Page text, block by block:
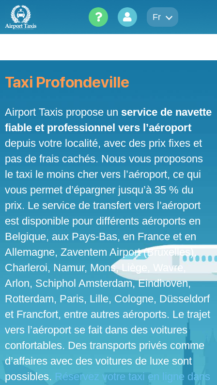
content
Fr
Taxi Profondeville
Airport Taxis propose un service de navette
fiable et professionnel vers l’aéroport
depuis votre localité, avec des prix fixes et
pas de frais cachés. Nous vous proposons
le taxi le moins cher vers l’aéroport, ce qui
vous permet d’épargner jusqu’à 35 % du
prix. Le service de transfert vers l’aéroport
est disponible pour différents aéroports en
Belgique, aux Pays-Bas, en France et en
Allemagne, Zaventem Airport (Bruxelles),
Charleroi, Namur, Mons, Liège, Wavre,
Arlon, Schiphol Amsterdam, Eindhoven,
Rotterdam, Paris, Lille, Cologne, Düsseldorf
et Francfort, entre autres aéroports. Le trajet
vers l’aéroport se fait dans des voitures
confortables. Des transports privés comme
d’affaires avec des voitures de luxe sont
possibles. Réservez votre taxi en ligne dans